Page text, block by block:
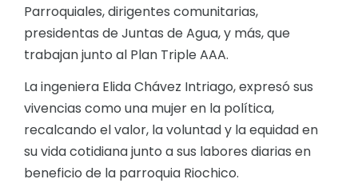
Parroquiales, dirigentes comunitarias,
presidentas de Juntas de Agua, y más, que
trabajan junto al Plan Triple AAA.
La ingeniera Elida Chávez Intriago, expresó sus
vivencias como una mujer en la política,
recalcando el valor, la voluntad y la equidad en
su vida cotidiana junto a sus labores diarias en
beneficio de la parroquia Riochico.